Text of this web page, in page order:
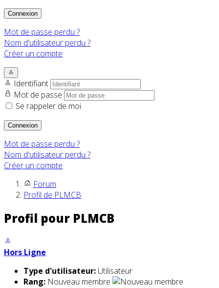
Connexion
Mot de passe perdu ?
Nom d'utilisateur perdu ?
Créer un compte
Identifiant
Mot de passe
Se rappeler de moi
Connexion
Mot de passe perdu ?
Nom d'utilisateur perdu ?
Créer un compte
Forum
Profil de PLMCB
Profil pour PLMCB
Hors Ligne
Type d'utilisateur: Utilisateur
Rang: Nouveau membre